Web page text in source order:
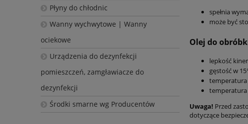
Płyny do chłodnic
Wanny wychwytowe | Wanny
ociekowe
Urządzenia do dezynfekcji
pomieszczeń, zamgławiacze do
dezynfekcji
Środki smarne wg Producentów
spełnia
może być
Olej do
lepkość
gęstość w
temperatura
temperatura
Uwaga! Przed
dotyczące